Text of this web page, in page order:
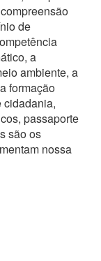
de
a
ambiente, a
formação
cidadania,
passaporte
são os
nossa